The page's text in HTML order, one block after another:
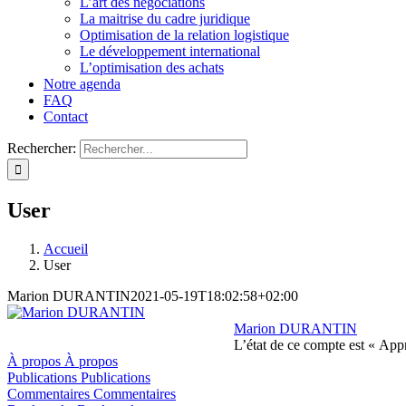
La maitrise du cadre juridique
Optimisation de la relation logistique
Le développement international
L’optimisation des achats
Notre agenda
FAQ
Contact
Rechercher:
User
Accueil
User
Marion DURANTIN2021-05-19T18:02:58+02:00
Marion DURANTIN
L’état de ce compte est «
À propos À propos
Publications Publications
Commentaires Commentaires